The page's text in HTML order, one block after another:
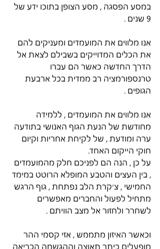
במסע הפסגה , מסע הצופן בתוכו ידע של
9 שנים .
אנו מלווים את המועמדים ומעניקים להם
את הכלים המדוייקים בשבילם לצאת אל
הדרך החדשה כאשר הם עברו
טרנספורמציה רב ממדית בכל ארבעת
הגופים .
אנו מלווים את המועמדים , ללמידה
מחודשת של הנעת הגוף האנושי בתודעה
ערה ומודעת , של לקיחת אחריות וקיום
חוקי הייקום האחד.
על כן , הנה הם לפניכם חלק מהמועמדים
, בין העצים והטבע המופלא הרוטט במימד
החמישי , צ׳קרת הלב נפתחת , גוף הרגש
מתחיל לפעול והחברים מאפשרים
לשחרר ולחזור אל מצב הוויתם .
וכאשר האיזון מתממש , אזי קסמי ההר
מופעלים ביתר תאוצה וההגשמה הבריאה